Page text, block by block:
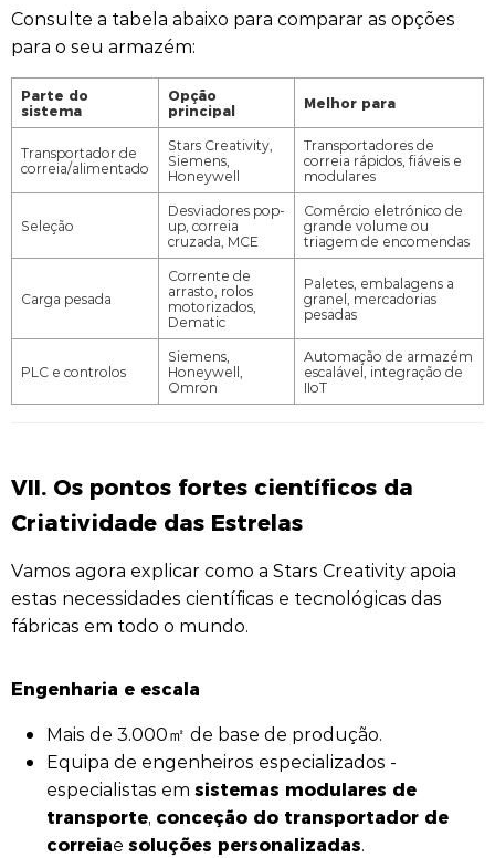
Consulte a tabela abaixo para comparar as opções
para o seu armazém:
Parte do
sistema
Opção
principal Melhor para
Transportador de
correia/alimentado
Stars Creativity,
Siemens,
Honeywell
Transportadores de
correia rápidos, fiáveis e
modulares
Seleção
Desviadores pop-
up, correia
cruzada, MCE
Comércio eletrónico de
grande volume ou
triagem de encomendas
Carga pesada
Corrente de
arrasto, rolos
motorizados,
Dematic
Paletes, embalagens a
granel, mercadorias
pesadas
PLC e controlos
Siemens,
Honeywell,
Omron
Automação de armazém
escalável, integração de
IIoT
VII. Os pontos fortes científicos da
Criatividade das Estrelas
Vamos agora explicar como a Stars Creativity apoia
estas necessidades científicas e tecnológicas das
fábricas em todo o mundo.
Engenharia e escala
Mais de 3.000㎡ de base de produção.
Equipa de engenheiros especializados -
especialistas em sistemas modulares de
transporte, conceção do transportador de
correiae soluções personalizadas.